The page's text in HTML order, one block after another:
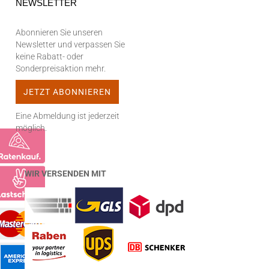
NEWSLETTER
Abonnieren Sie unseren
Newsletter und verpassen Sie
keine Rabatt- oder
Sonderpreisaktion mehr.
Eine Abmeldung ist jederzeit
möglich.
WIR VERSENDEN MIT